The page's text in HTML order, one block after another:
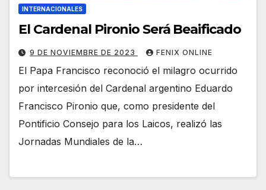
INTERNACIONALES
El Cardenal Pironio Será Beaificado
9 DE NOVIEMBRE DE 2023 FENIX ONLINE
El Papa Francisco reconoció el milagro ocurrido
por intercesión del Cardenal argentino Eduardo
Francisco Pironio que, como presidente del
Pontificio Consejo para los Laicos, realizó las
Jornadas Mundiales de la…